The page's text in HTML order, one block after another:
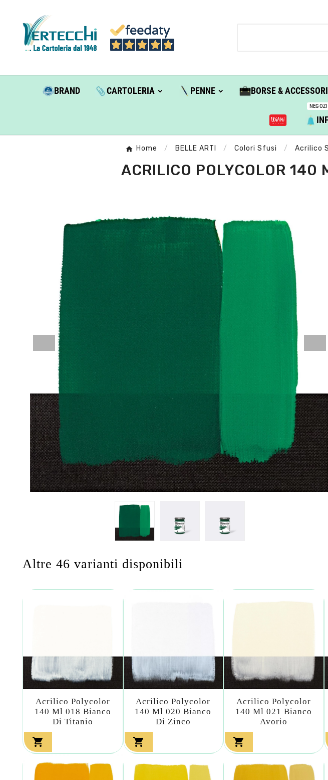
BRAND CARTOLERIA PENNE BORSE & ACCESSORI
Home BELLE ARTI Colori Sfusi Acrilico
ACRILICO POLYCOLOR 140
Altre 46 varianti disponibili
Acrilico Polycolor
140 Ml 018 Bianco
Di Titanio

Acrilico Polycolor
140 Ml 020 Bianco
Di Zinco

Acrilico Polycolor
140 Ml 021 Bianco
Avorio
